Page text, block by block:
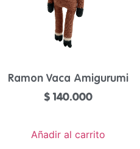
Ramon Vaca Amigurumi
$ 140.000
Añadir al carrito